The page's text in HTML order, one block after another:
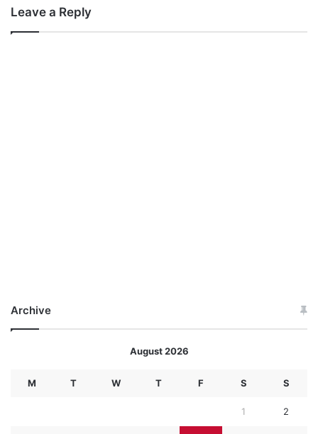
Leave a Reply
Archive
August 2026
M T W T F S S
1 2